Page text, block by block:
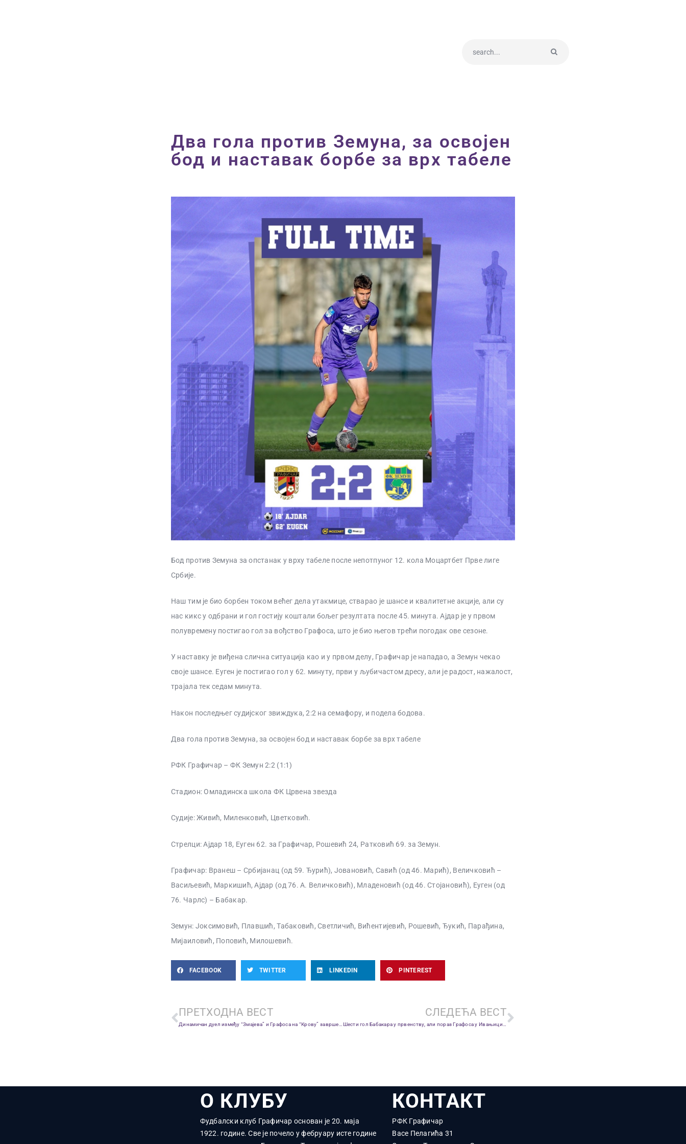
Два гола против Земуна, за освојен
бод и наставак борбе за врх табеле
Бод против Земуна за опстанак у врху табеле после непотпуног 12. кола Моцартбет Прве лиге
Србије.
Наш тим је био борбен током већег дела утакмице, стварао је шансе и квалитетне акције, али су
нас кикс у одбрани и гол гостију коштали бољег резултата после 45. минута. Ајдар је у првом
полувремену постигао гол за вођство Графоса, што је био његов трећи погодак ове сезоне.
У наставку је виђена слична ситуација као и у првом делу, Графичар је нападао, а Земун чекао
своје шансе. Еуген је постигао гол у 62. минуту, први у љубичастом дресу, али је радост, нажалост,
трајала тек седам минута.
Након последњег судијског звиждука, 2:2 на семафору, и подела бодова.
Два гола против Земуна, за освојен бод и наставак борбе за врх табеле
РФК Графичар – ФК Земун 2:2 (1:1)
Стадион: Омладинска школа ФК Црвена звезда
Судије: Живић, Миленковић, Цветковић.
Стрелци: Ајдар 18, Еуген 62. за Графичар, Рошевић 24, Ратковић 69. за Земун.
Графичар: Вранеш – Србијанац (од 59. Ђурић), Јовановић, Савић (од 46. Марић), Величковић –
Васиљевић, Маркишић, Ајдар (од 76. А. Величковић), Младеновић (од 46. Стојановић), Еуген (од
76. Чарлс) – Бабакар.
Земун: Јоксимовић, Плавшић, Табаковић, Светличић, Вићентијевић, Рошевић, Ђукић, Парађина,
Мијаиловић, Поповић, Милошевић.
FACEBOOK TWITTER LINKEDIN PINTEREST
ПРЕТХОДНА ВЕСТ СЛЕДЕЋА ВЕСТ
О КЛУБУ
Фудбалски клуб Графичар основан је 20. маја
1922. године. Све је почело у фебруару исте године
КОНТАКТ
РФК Графичар
Васе Пелагића 31